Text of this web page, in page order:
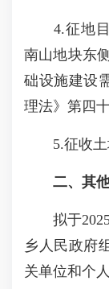
4.征地目
南山地块东
础设施建设
理法》第四
5.征收土
二、其
拟于2025
乡人民政府
关单位和个